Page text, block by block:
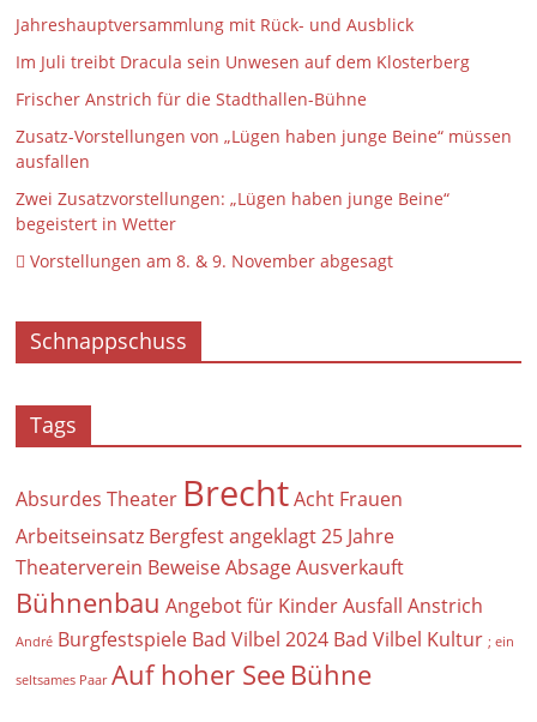
Jahreshauptversammlung mit Rück- und Ausblick
Im Juli treibt Dracula sein Unwesen auf dem Klosterberg
Frischer Anstrich für die Stadthallen-Bühne
Zusatz-Vorstellungen von „Lügen haben junge Beine“ müssen
ausfallen
Zwei Zusatzvorstellungen: „Lügen haben junge Beine“
begeistert in Wetter
 Vorstellungen am 8. & 9. November abgesagt
Schnappschuss
Tags
Absurdes Theater Brecht Acht Frauen
Arbeitseinsatz Bergfest angeklagt 25 Jahre
Theaterverein Beweise Absage Ausverkauft
Bühnenbau Angebot für Kinder Ausfall Anstrich
André Burgfestspiele Bad Vilbel 2024 Bad Vilbel Kultur ; ein
seltsames Paar Auf hoher See Bühne